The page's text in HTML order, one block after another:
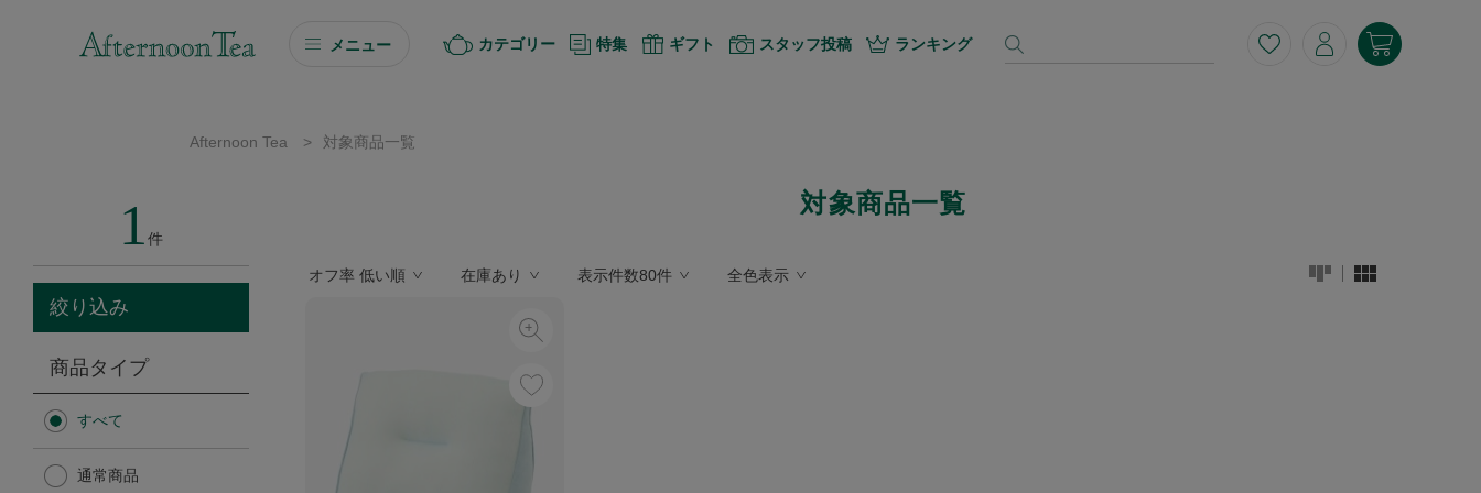
メニュー
ソーシャルギフト
カタログギフト
Afternoon Tea TEAROOM
カテゴリー 特集 ギフト スタッフ投稿 ランキング
Afternoon Tea > 対象商品一覧
1件
絞り込み
商品タイプ
すべて
通常商品
対象商品一覧
オフ率 低い順 在庫あり 表示件数80件 全色表示